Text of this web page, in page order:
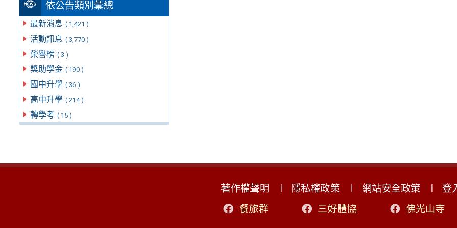
依公告類別彙總
最新消息 ( 1,421 )
活動訊息 ( 3,770 )
榮譽榜 ( 3 )
獎助學金 ( 190 )
國中升學 ( 36 )
高中升學 ( 214 )
轉學考 ( 15 )
著作權聲明 隱私權政策 網站安全政策
登
餐旅群
三好體協 佛光山寺